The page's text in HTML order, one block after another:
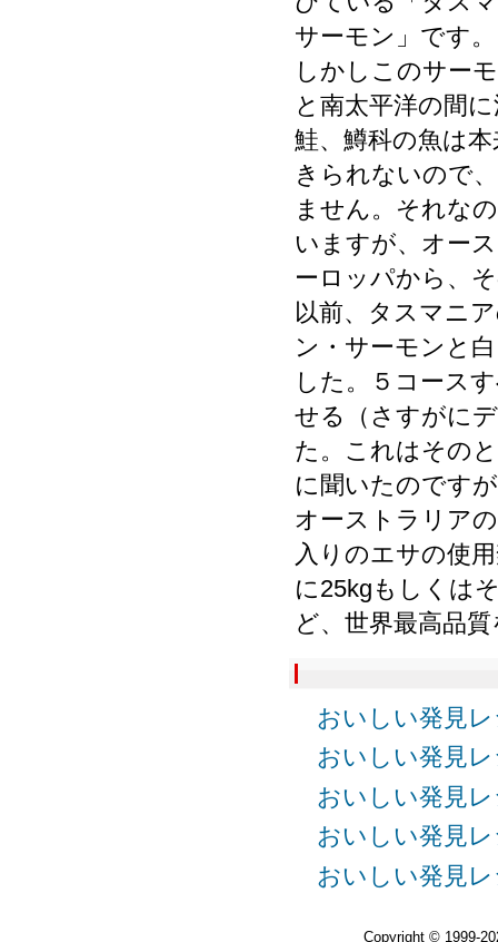
サーモン」です。
しかしこのサー
と南太平洋の間
鮭、鱒科の魚は
きられないので
ません。それな
いますが、オー
ーロッパから、
以前、タスマニ
ン・サーモンと
した。５コース
せる（さすがに
た。これはその
に聞いたのです
オーストラリア
入りのエサの使
に25kgもしくは
ど、世界最高品
おいしい発見
おいしい発見
おいしい発見
おいしい発見
おいしい発見
Copyright © 1999-